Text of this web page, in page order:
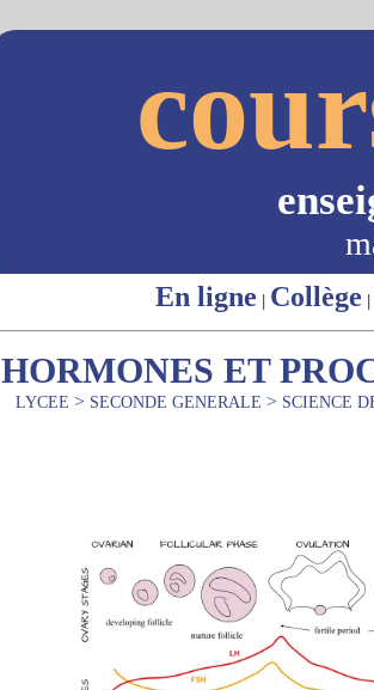
En ligne | Collège |
HORMONES ET
LYCEE > SECONDE GENERALE > SCIENCE